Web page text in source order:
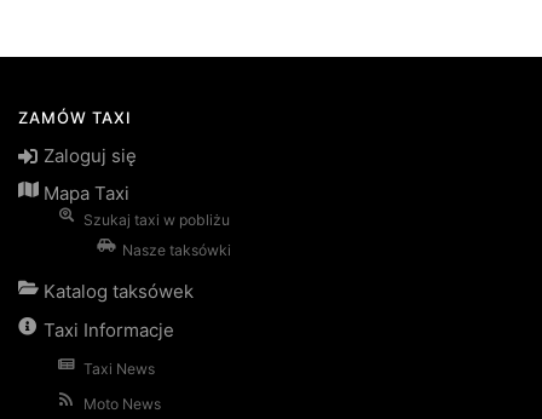
ZAMÓW TAXI
Zaloguj się
Mapa Taxi
Szukaj taxi w pobliżu
Nasze taksówki
Katalog taksówek
Taxi Informacje
Taxi News
Moto News